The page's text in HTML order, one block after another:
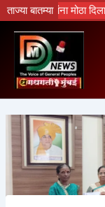
ताज्या बातम्यामोठा दिलासा
Skip
to
content